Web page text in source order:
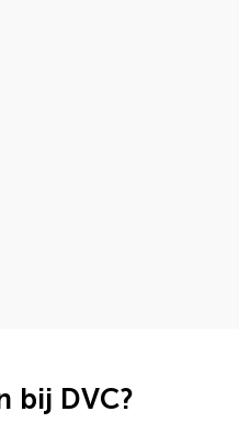
bij DVC?